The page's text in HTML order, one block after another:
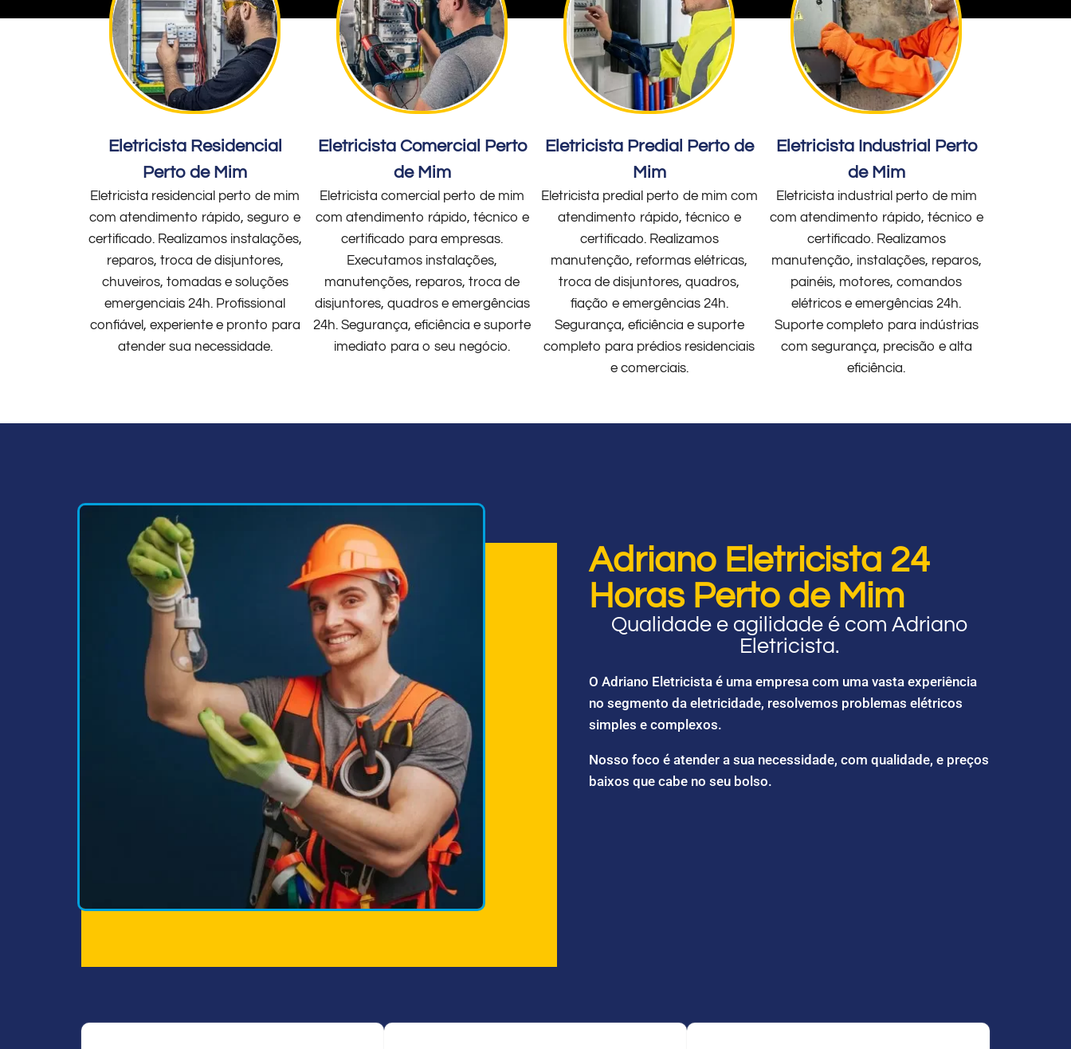
Eletricista Residencial
Perto de Mim
Eletricista residencial perto de mim
com atendimento rápido, seguro e
certificado. Realizamos instalações,
reparos, troca de disjuntores,
chuveiros, tomadas e soluções
emergenciais 24h. Profissional
confiável, experiente e pronto para
atender sua necessidade.
Eletricista Comercial Perto
de Mim
Eletricista comercial perto de mim
com atendimento rápido, técnico e
certificado para empresas.
Executamos instalações,
manutenções, reparos, troca de
disjuntores, quadros e emergências
24h. Segurança, eficiência e suporte
imediato para o seu negócio.
Eletricista Predial Perto de
Mim
Eletricista predial perto de mim com
atendimento rápido, técnico e
certificado. Realizamos
manutenção, reformas elétricas,
troca de disjuntores, quadros,
fiação e emergências 24h.
Segurança, eficiência e suporte
completo para prédios residenciais
e comerciais.
Eletricista Industrial Perto
de Mim
Eletricista industrial perto de mim
com atendimento rápido, técnico e
certificado. Realizamos
manutenção, instalações, reparos,
painéis, motores, comandos
elétricos e emergências 24h.
Suporte completo para indústrias
com segurança, precisão e alta
eficiência.
Adriano Eletricista 24
Horas Perto de Mim
Qualidade e agilidade é com Adriano
Eletricista.
O Adriano Eletricista é uma empresa com uma vasta experiência
no segmento da eletricidade, resolvemos problemas elétricos
simples e complexos.
Nosso foco é atender a sua necessidade, com qualidade, e preços
baixos que cabe no seu bolso.